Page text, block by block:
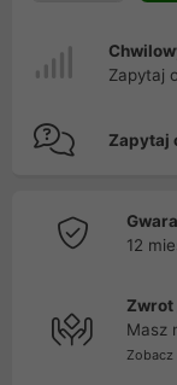
Zapytaj
Zapytaj
12
Zwrot
Masz
Zobacz